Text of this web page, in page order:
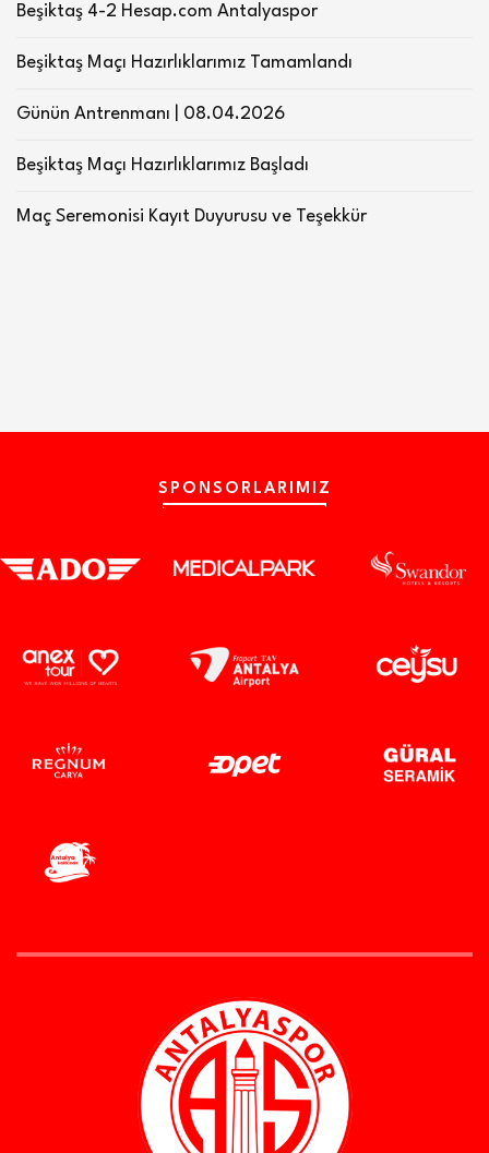
Beşiktaş 4-2 Hesap.com Antalyaspor
Beşiktaş Maçı Hazırlıklarımız Tamamlandı
Günün Antrenmanı | 08.04.2026
Beşiktaş Maçı Hazırlıklarımız Başladı
Maç Seremonisi Kayıt Duyurusu ve Teşekkür
SPONSORLARIMIZ